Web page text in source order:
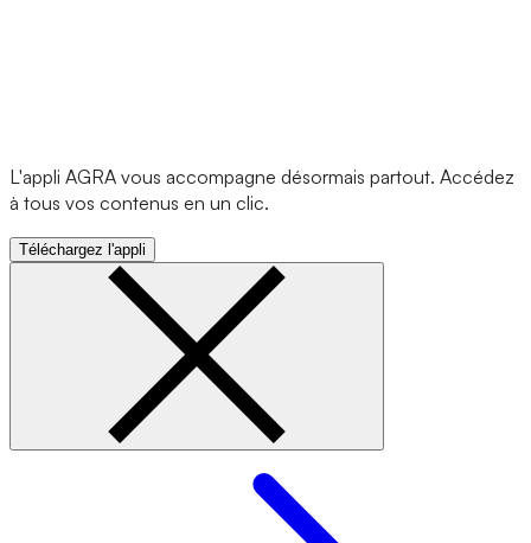
L'appli AGRA vous accompagne désormais partout. Accédez
à tous vos contenus en un clic.
Téléchargez l'appli